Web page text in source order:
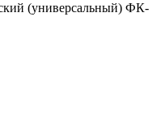
(универсальный) ФК-